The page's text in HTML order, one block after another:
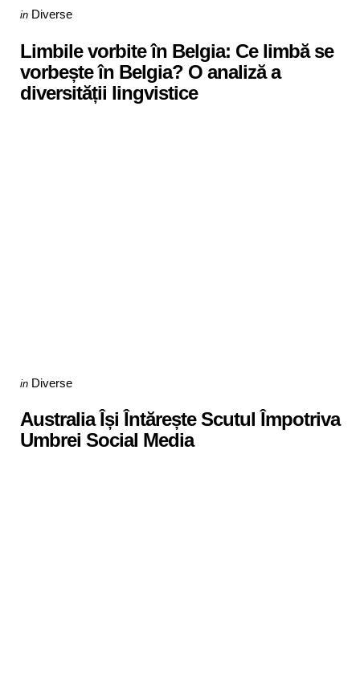
Categories
Posted
in Diverse
Limbile vorbite în Belgia: Ce limbă se
vorbește în Belgia? O analiză a
diversității lingvistice
Categories
Posted
in Diverse
Australia Își Întărește Scutul Împotriva
Umbrei Social Media